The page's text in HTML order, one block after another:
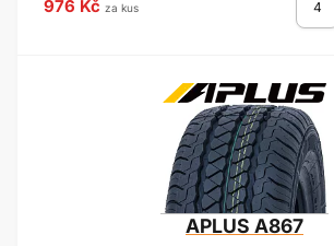
976 Kč za kus
APLUS A867